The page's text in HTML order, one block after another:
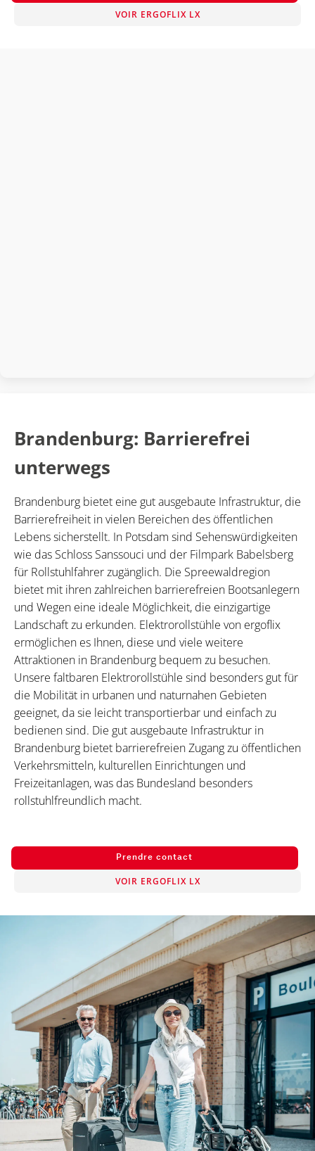
VOIR ERGOFLIX LX
Brandenburg: Barrierefrei
unterwegs
Brandenburg bietet eine gut ausgebaute Infrastruktur, die
Barrierefreiheit in vielen Bereichen des öffentlichen
Lebens sicherstellt. In Potsdam sind Sehenswürdigkeiten
wie das Schloss Sanssouci und der Filmpark Babelsberg
für Rollstuhlfahrer zugänglich. Die Spreewaldregion
bietet mit ihren zahlreichen barrierefreien Bootsanlegern
und Wegen eine ideale Möglichkeit, die einzigartige
Landschaft zu erkunden. Elektrorollstühle von ergoflix
ermöglichen es Ihnen, diese und viele weitere
Attraktionen in Brandenburg bequem zu besuchen.
Unsere faltbaren Elektrorollstühle sind besonders gut für
die Mobilität in urbanen und naturnahen Gebieten
geeignet, da sie leicht transportierbar und einfach zu
bedienen sind. Die gut ausgebaute Infrastruktur in
Brandenburg bietet barrierefreien Zugang zu öffentlichen
Verkehrsmitteln, kulturellen Einrichtungen und
Freizeitanlagen, was das Bundesland besonders
rollstuhlfreundlich macht.
Prendre contact
VOIR ERGOFLIX LX